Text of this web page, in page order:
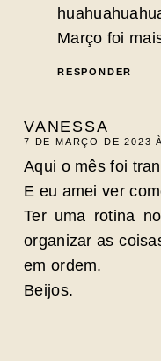
Março foi
RESPONDER
VANESSA
7 DE MARÇO DE 2023
Aqui o mês foi
E eu amei ver
Ter uma rotina
organizar as
em ordem.
Beijos.